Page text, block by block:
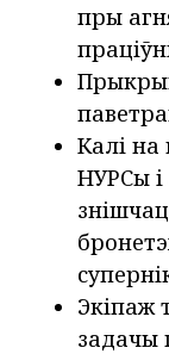
пры
Калі на
НУРСы
Экіпаж
задачы